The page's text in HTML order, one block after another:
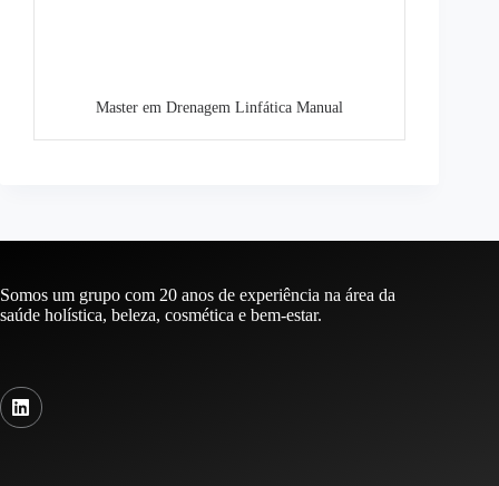
Master em Drenagem Linfática Manual
Somos um grupo com 20 anos de experiência na área da
saúde holística, beleza, cosmética e bem-estar.